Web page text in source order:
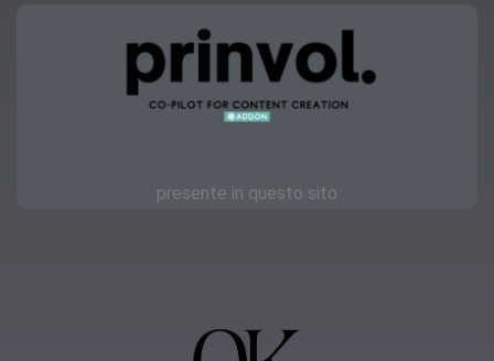
presente in questo sito